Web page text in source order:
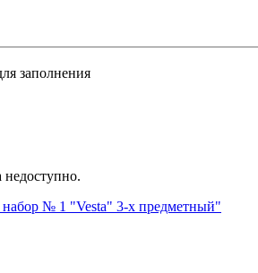
заполнения
недоступно.
№ 1 "Vesta" 3-х предметный"